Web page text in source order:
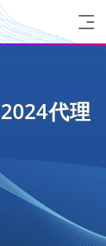
代理